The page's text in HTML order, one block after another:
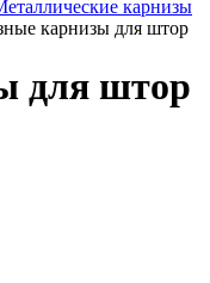
карнизы
карнизы для штор
для штор